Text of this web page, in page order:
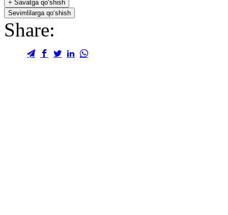
+ Savatga qo‘shish
Sevimlilarga qo‘shish
Share: